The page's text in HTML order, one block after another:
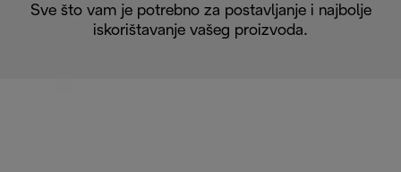
Sve što vam je potrebno za postavljanje i najbolje
iskorištavanje vašeg proizvoda.